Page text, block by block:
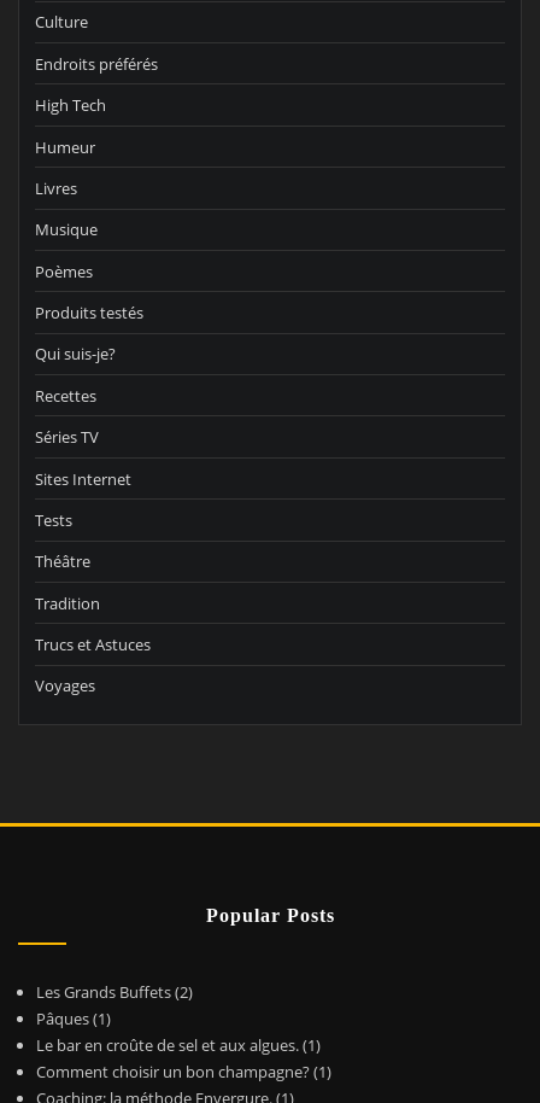
Culture
Endroits préférés
High Tech
Humeur
Livres
Musique
Poèmes
Produits testés
Qui suis-je?
Recettes
Séries TV
Sites Internet
Tests
Théâtre
Tradition
Trucs et Astuces
Voyages
Popular Posts
Les Grands Buffets(2)
Pâques(1)
Le bar en croûte de sel et aux algues.(1)
Comment choisir un bon champagne?(1)
Coaching: la méthode Envergure.(1)